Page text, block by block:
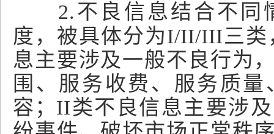
2.不良信息结合不同
度，被具体分为I/II/III三
息主要涉及一般不良行为
围、服务收费、服务质
容；II类不良信息主要涉